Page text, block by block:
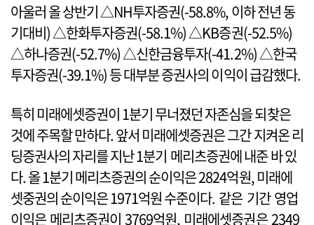
아울러 올 상반기 △NH투자증권(-58.8%, 이하 전년 동
기대비) △한화투자증권(-58.1%) △KB증권(-52.5%)
△하나증권(-52.7%) △신한금융투자(-41.2%) △한국
투자증권(-39.1%) 등 대부분 증권사의 이익이 급감했다.
특히 미래에셋증권이 1분기 무너졌던 자존심을 되찾은
것에 주목할 만하다. 앞서 미래에셋증권은 그간 지켜온 리
딩증권사의 자리를 지난 1분기 메리츠증권에 내준 바 있
다. 올 1분기 메리츠증권의 순이익은 2824억원, 미래에
셋중권의 순이익은 1971억원 수준이다. 같은 기간 영업
이익은 메리츠증권이 3769억원, 미래에셋증권은 2349